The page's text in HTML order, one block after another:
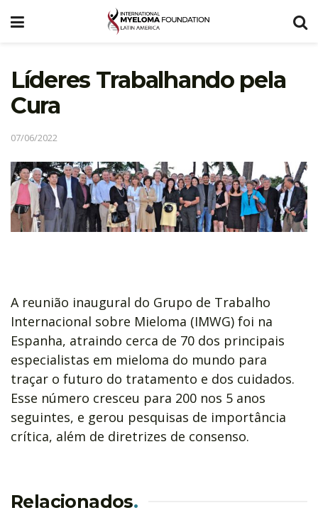
Líderes Trabalhando pela
Cura
07/06/2022
A reunião inaugural do Grupo de Trabalho
Internacional sobre Mieloma (IMWG) foi na
Espanha, atraindo cerca de 70 dos principais
especialistas em mieloma do mundo para
traçar o futuro do tratamento e dos cuidados.
Esse número cresceu para 200 nos 5 anos
seguintes, e gerou pesquisas de importância
crítica, além de diretrizes de consenso.
Relacionados.